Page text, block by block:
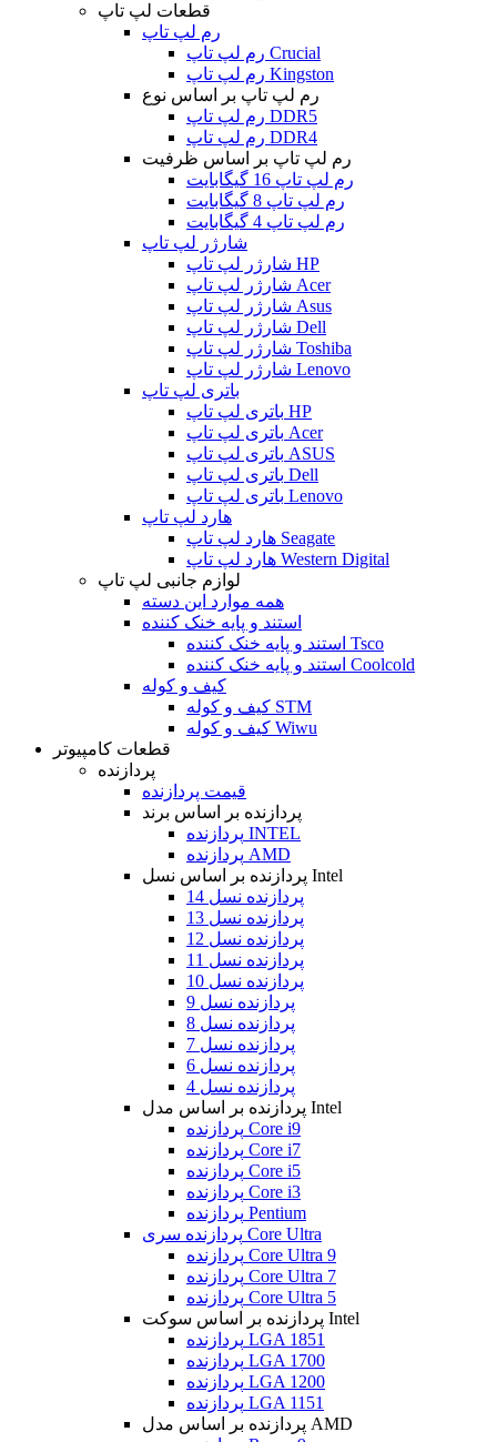
قطعات لپ تاپ
رم لپ تاپ
رم لپ تاپ Crucial
رم لپ تاپ Kingston
رم لپ تاپ بر اساس نوع
رم لپ تاپ DDR5
رم لپ تاپ DDR4
رم لپ تاپ بر اساس ظرفیت
رم لپ تاپ 16 گیگابایت
رم لپ تاپ 8 گیگابایت
رم لپ تاپ 4 گیگابایت
شارژر لپ تاپ
شارژر لپ تاپ HP
شارژر لپ تاپ Acer
شارژر لپ تاپ Asus
شارژر لپ تاپ Dell
شارژر لپ تاپ Toshiba
شارژر لپ تاپ Lenovo
باتری لپ تاپ
باتری لپ تاپ HP
باتری لپ تاپ Acer
باتری لپ تاپ ASUS
باتری لپ تاپ Dell
باتری لپ تاپ Lenovo
هارد لپ تاپ
هارد لپ تاپ Seagate
هارد لپ تاپ Western Digital
لوازم جانبی لپ تاپ
همه موارد این دسته
استند و پایه خنک کننده
استند و پایه خنک کننده Tsco
استند و پایه خنک کننده Coolcold
کیف و کوله
کیف و کوله STM
کیف و کوله Wiwu
قطعات کامپیوتر
پردازنده
قیمت پردازنده
پردازنده بر اساس برند
پردازنده INTEL
پردازنده AMD
پردازنده بر اساس نسل Intel
پردازنده نسل 14
پردازنده نسل 13
پردازنده نسل 12
پردازنده نسل 11
پردازنده نسل 10
پردازنده نسل 9
پردازنده نسل 8
پردازنده نسل 7
پردازنده نسل 6
پردازنده نسل 4
پردازنده بر اساس مدل Intel
پردازنده Core i9
پردازنده Core i7
پردازنده Core i5
پردازنده Core i3
پردازنده Pentium
پردازنده سری Core Ultra
پردازنده Core Ultra 9
پردازنده Core Ultra 7
پردازنده Core Ultra 5
پردازنده بر اساس سوکت Intel
پردازنده LGA 1851
پردازنده LGA 1700
پردازنده LGA 1200
پردازنده LGA 1151
پردازنده بر اساس مدل AMD